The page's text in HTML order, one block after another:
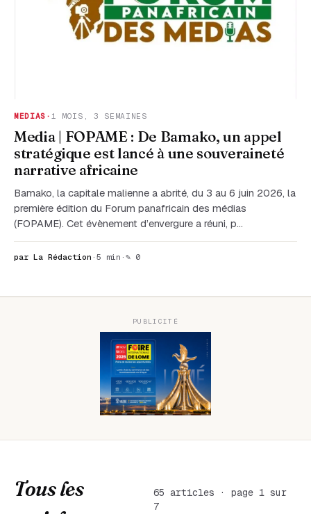
MEDIAS · 1 MOIS, 3 SEMAINES
Media | FOPAME : De Bamako, un appel
stratégique est lancé à une souveraineté
narrative africaine
Bamako, la capitale malienne a abrité, du 3 au 6 juin 2026, la
première édition du Forum panafricain des médias
(FOPAME). Cet évènement d’envergure a réuni, p…
par La Rédaction · 5 min · ✎ 0
PUBLICITÉ
Tous les
65 articles · page 1 sur
7